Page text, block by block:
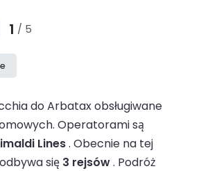
1 / 5
do Arbatax obsługiwane
Operatorami są
Lines. Obecnie na tej
się 3 rejsów. Podróż